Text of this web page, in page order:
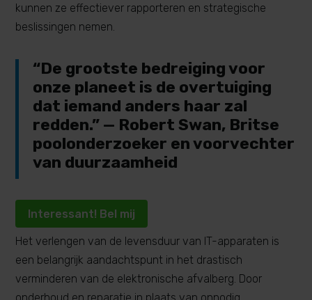
kunnen ze effectiever rapporteren en strategische
beslissingen nemen.
“De grootste bedreiging voor
onze planeet is de overtuiging
dat iemand anders haar zal
redden.” — Robert Swan, Britse
poolonderzoeker en voorvechter
van duurzaamheid
Interessant! Bel mij
Het verlengen van de levensduur van IT-apparaten is
een belangrijk aandachtspunt in het drastisch
verminderen van de elektronische afvalberg. Door